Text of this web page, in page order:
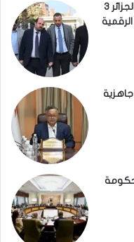
بالأرقام.. كلية العلوم الاقتصادية بجامعة الجزائر 3
جاهزية